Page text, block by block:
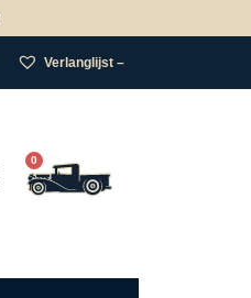
Verlanglijst –
0